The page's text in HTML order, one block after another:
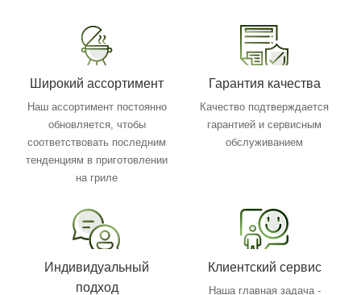
Широкий ассортимент
Наш ассортимент постоянно
обновляется, чтобы
соответствовать последним
тенденциям в приготовлении
на гриле
Гарантия качества
Качество подтверждается
гарантией и сервисным
обслуживанием
Индивидуальный
подход
Клиентский сервис
Наша главная задача -